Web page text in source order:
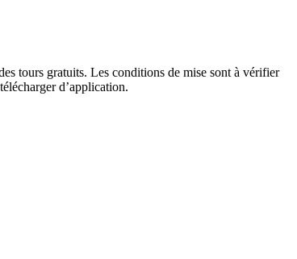
tours gratuits. Les conditions de mise sont à vérifier
d’application.